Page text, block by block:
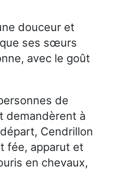
douceur et
ses sœurs
avec le goût
de
demandèrent à
Cendrillon
fée, apparut et
en chevaux,